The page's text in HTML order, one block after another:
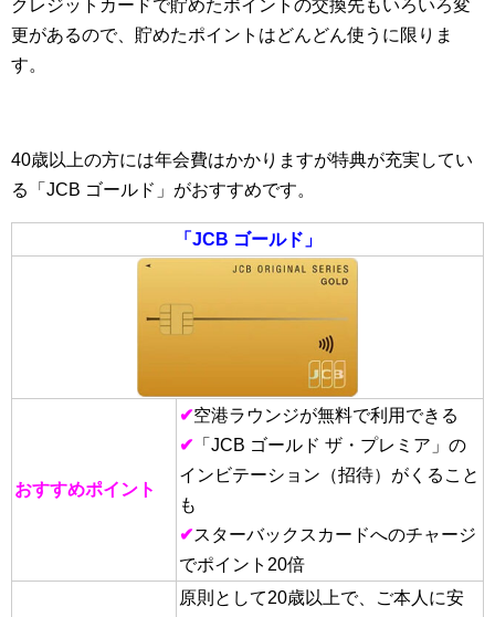
クレジットカードで貯めたポイントの交換先もいろいろ変
更があるので、貯めたポイントはどんどん使うに限りま
す。
40歳以上の方には年会費はかかりますが特典が充実してい
る「JCB ゴールド」がおすすめです。
「JCB ゴールド」
おすすめポイント
✔空港ラウンジが無料で利用できる
✔ 「JCB ゴールド ザ・プレミア」の
インビテーション（招待）がくること
も
✔スターバックスカードへのチャージ
でポイント20倍
原則として20歳以上で、ご本人に安